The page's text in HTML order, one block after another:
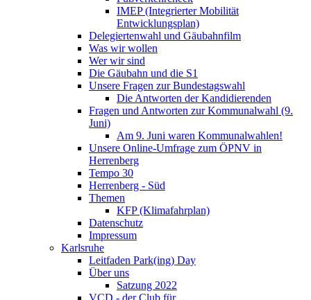
IMEP (Integrierter Mobilität
Entwicklungsplan)
Delegiertenwahl und Gäubahnfilm
Was wir wollen
Wer wir sind
Die Gäubahn und die S1
Unsere Fragen zur Bundestagswahl
Die Antworten der Kandidierenden
Fragen und Antworten zur Kommunalwahl (9.
Juni)
Am 9. Juni waren Kommunalwahlen!
Unsere Online-Umfrage zum ÖPNV in
Herrenberg
Tempo 30
Herrenberg - Süd
Themen
KFP (Klimafahrplan)
Datenschutz
Impressum
Karlsruhe
Leitfaden Park(ing) Day
Über uns
Satzung 2022
VCD - der Club für ...